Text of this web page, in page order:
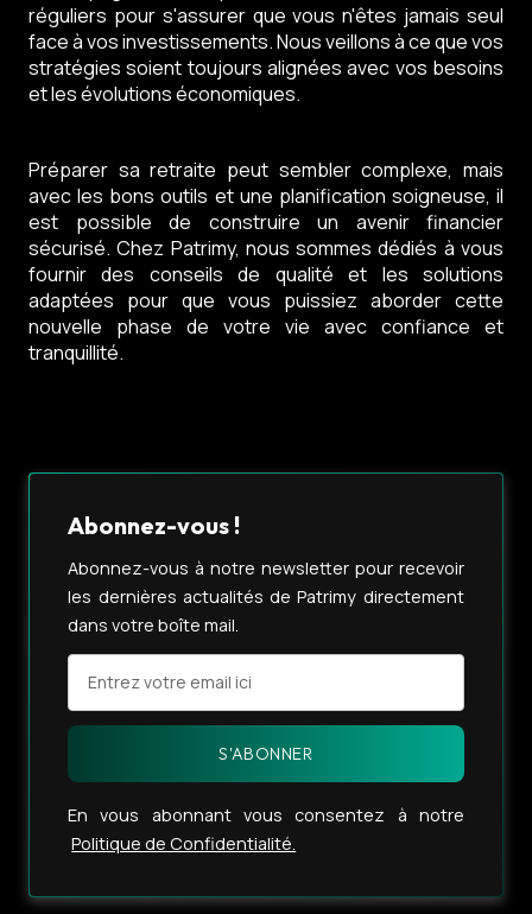
réguliers pour s'assurer que vous n'êtes jamais seul
face à vos investissements. Nous veillons à ce que vos
stratégies soient toujours alignées avec vos besoins
et les évolutions économiques.
Préparer sa retraite peut sembler complexe, mais
avec les bons outils et une planification soigneuse, il
est possible de construire un avenir financier
sécurisé. Chez Patrimy, nous sommes dédiés à vous
fournir des conseils de qualité et les solutions
adaptées pour que vous puissiez aborder cette
nouvelle phase de votre vie avec confiance et
tranquillité.
Abonnez-vous !
Abonnez-vous à notre newsletter pour recevoir
les dernières actualités de Patrimy directement
dans votre boîte mail.
En vous abonnant vous consentez à notre
Politique de Confidentialité.